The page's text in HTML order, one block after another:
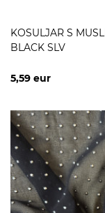
KOSULJAR S
BLACK SLV
5,59 eur